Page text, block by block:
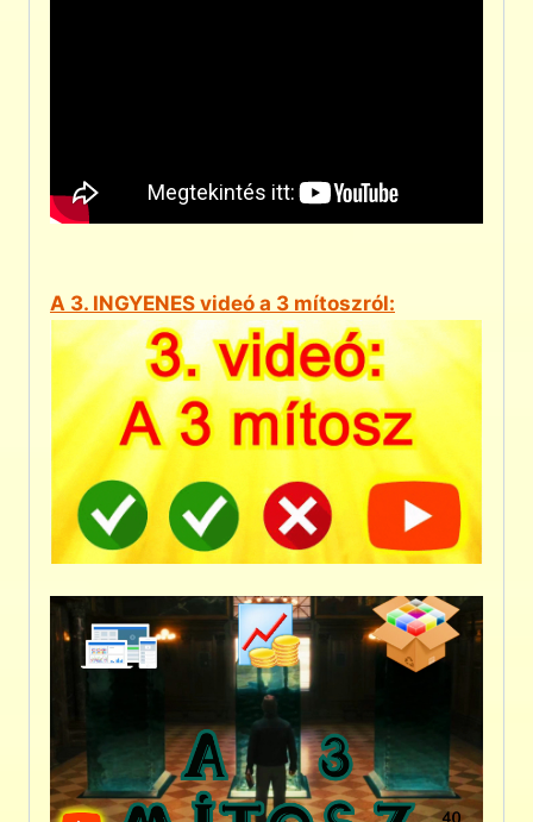
A 3. INGYENES videó a 3 mítoszról: